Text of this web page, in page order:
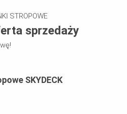
STROPOWE
sprzedaży
SKYDECK